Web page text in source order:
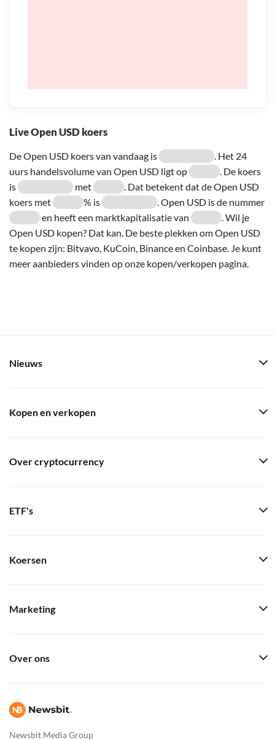
Live Open USD koers
De Open USD koers van vandaag is
. Het 24
uurs handelsvolume van Open USD ligt op
. De koers
is
met
. Dat betekent dat de Open USD
koers met
% is
. Open USD is de nummer
en heeft een marktkapitalisatie van
. Wil je
Open USD kopen? Dat kan. De beste plekken om Open USD
te kopen zijn: Bitvavo, KuCoin, Binance en Coinbase. Je kunt
meer aanbieders vinden op onze kopen/verkopen pagina.
Newsbit Media Group
Nieuws
Kopen en verkopen
Over cryptocurrency
ETF's
Koersen
Marketing
Over ons